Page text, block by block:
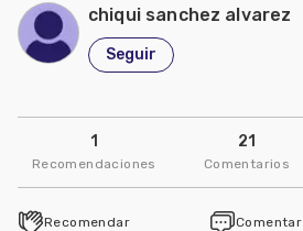
chiqui sanchez alvarez
Seguir
1
Recomendaciones
21
Comentarios
Recomendar Comentar